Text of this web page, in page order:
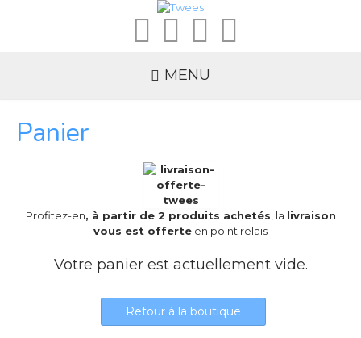
MENU
Panier
Profitez-en, à partir de 2 produits achetés , la livraison
vous est offerte en point relais
Votre panier est actuellement vide.
Retour à la boutique